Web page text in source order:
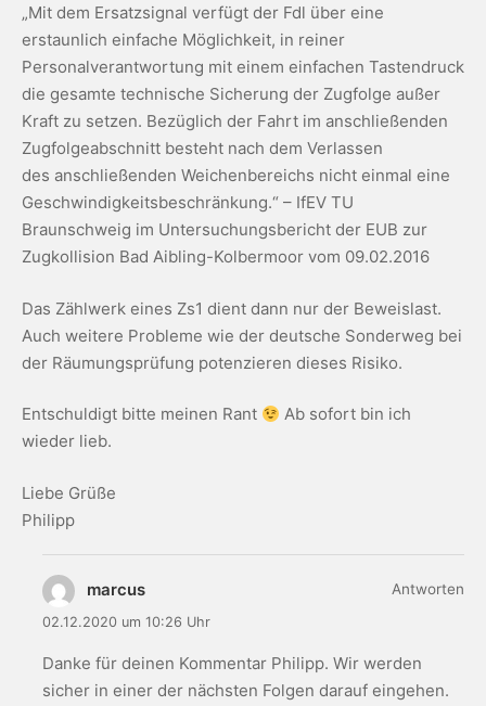
„Mit dem Ersatzsignal verfügt der Fdl über eine
erstaunlich einfache Möglichkeit, in reiner
Personalverantwortung mit einem einfachen Tastendruck
die gesamte technische Sicherung der Zugfolge außer
Kraft zu setzen. Bezüglich der Fahrt im anschließenden
Zugfolgeabschnitt besteht nach dem Verlassen
des anschließenden Weichenbereichs nicht einmal eine
Geschwindigkeitsbeschränkung.“ – IfEV TU
Braunschweig im Untersuchungsbericht der EUB zur
Zugkollision Bad Aibling-Kolbermoor vom 09.02.2016
Das Zählwerk eines Zs1 dient dann nur der Beweislast.
Auch weitere Probleme wie der deutsche Sonderweg bei
der Räumungsprüfung potenzieren dieses Risiko.
Entschuldigt bitte meinen Rant
Ab sofort bin ich
wieder lieb.
Liebe Grüße
Philipp
marcus
02.12.2020 um 10:26 Uhr
Danke für deinen Kommentar Philipp. Wir werden
sicher in einer der nächsten Folgen darauf eingehen.
Antworten